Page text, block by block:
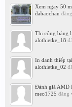
Xem ngay 50
dabaochau
Thi công bảng
alothietke_18
In danh thiếp
alothietke_02
Đánh giá AMD
meo1725 đăng